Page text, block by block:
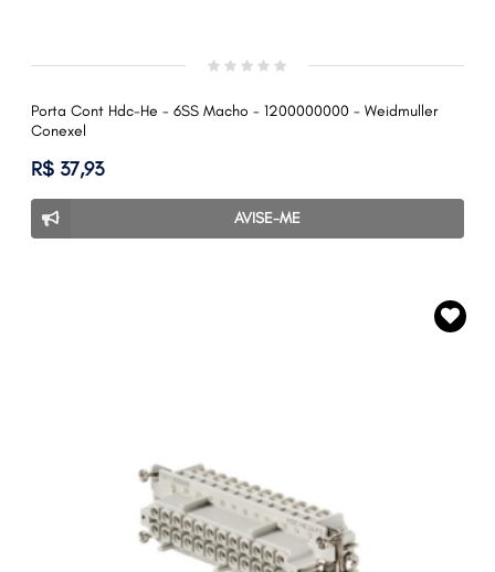
Porta Cont Hdc-He - 6SS Macho - 1200000000 - Weidmuller
Conexel
R$ 37,93
AVISE-ME